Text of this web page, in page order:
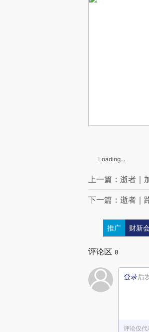
Loading...
上一篇：逝者｜
下一篇：逝者｜
推广 财新
评论区 8
登录后
评论仅代